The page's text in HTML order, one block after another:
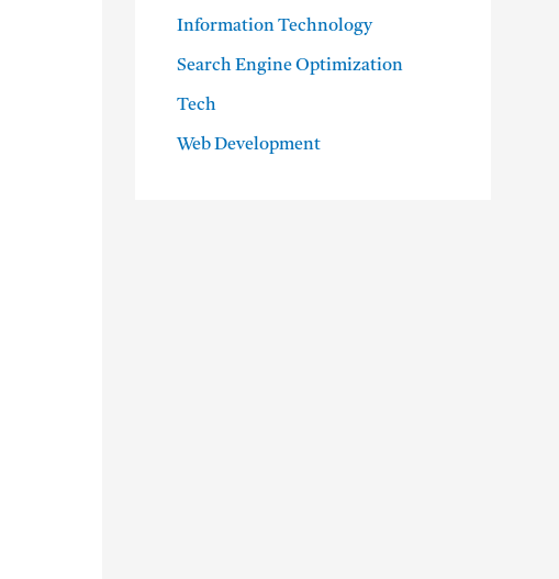
Information Technology
Search Engine Optimization
Tech
Web Development